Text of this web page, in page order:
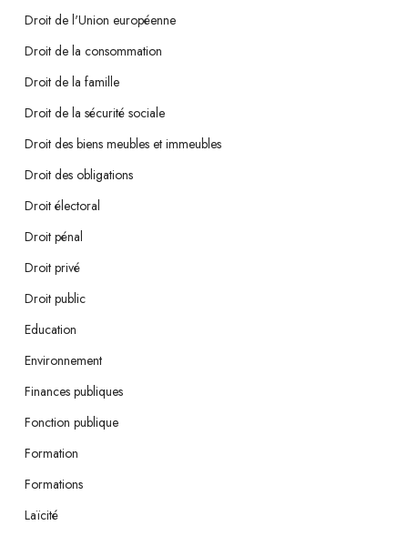
Droit de l'Union européenne
Droit de la consommation
Droit de la famille
Droit de la sécurité sociale
Droit des biens meubles et immeubles
Droit des obligations
Droit électoral
Droit pénal
Droit privé
Droit public
Education
Environnement
Finances publiques
Fonction publique
Formation
Formations
Laïcité